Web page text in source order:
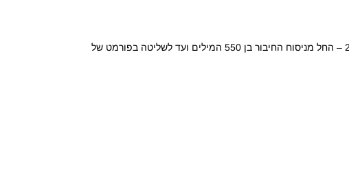
המומחים שלנו נשארים צעד אחד קדימה בשינויים בבקשות ומוכנים להדריך אתכם בדרישות החדשות של קלוג לשנים 2026–2027 – החל מניסוח החיבור בן 550 המילים ועד לשליטה בפורמט של